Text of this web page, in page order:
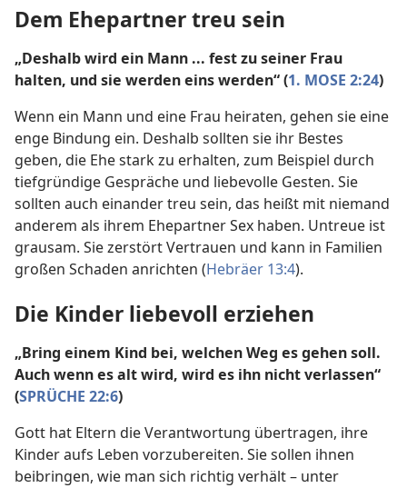
Dem Ehepartner treu sein
„Deshalb wird ein Mann ... fest zu seiner Frau
halten, und sie werden eins werden“ (1. MOSE 2:24)
Wenn ein Mann und eine Frau heiraten, gehen sie eine
enge Bindung ein. Deshalb sollten sie ihr Bestes
geben, die Ehe stark zu erhalten, zum Beispiel durch
tiefgründige Gespräche und liebevolle Gesten. Sie
sollten auch einander treu sein, das heißt mit niemand
anderem als ihrem Ehepartner Sex haben. Untreue ist
grausam. Sie zerstört Vertrauen und kann in Familien
großen Schaden anrichten (Hebräer 13:4).
Die Kinder liebevoll erziehen
„Bring einem Kind bei, welchen Weg es gehen soll.
Auch wenn es alt wird, wird es ihn nicht verlassen“
(SPRÜCHE 22:6)
Gott hat Eltern die Verantwortung übertragen, ihre
Kinder aufs Leben vorzubereiten. Sie sollen ihnen
beibringen, wie man sich richtig verhält – unter